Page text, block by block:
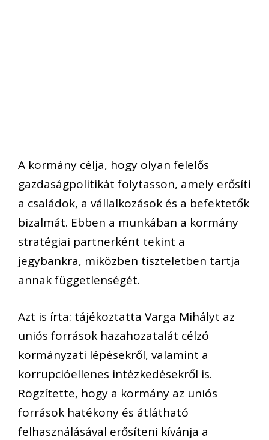
A kormány célja, hogy olyan felelős
gazdaságpolitikát folytasson, amely erősíti
a családok, a vállalkozások és a befektetők
bizalmát. Ebben a munkában a kormány
stratégiai partnerként tekint a
jegybankra, miközben tiszteletben tartja
annak függetlenségét.
Azt is írta: tájékoztatta Varga Mihályt az
uniós források hazahozatalát célzó
kormányzati lépésekről, valamint a
korrupcióellenes intézkedésekről is.
Rögzítette, hogy a kormány az uniós
források hatékony és átlátható
felhasználásával erősíteni kívánja a